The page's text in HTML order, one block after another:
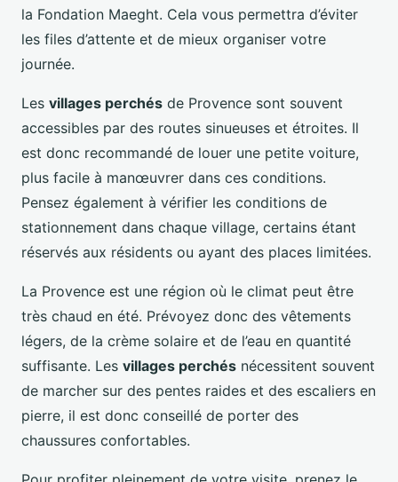
la Fondation Maeght. Cela vous permettra d’éviter
les files d’attente et de mieux organiser votre
journée.
Les villages perchés de Provence sont souvent
accessibles par des routes sinueuses et étroites. Il
est donc recommandé de louer une petite voiture,
plus facile à manœuvrer dans ces conditions.
Pensez également à vérifier les conditions de
stationnement dans chaque village, certains étant
réservés aux résidents ou ayant des places limitées.
La Provence est une région où le climat peut être
très chaud en été. Prévoyez donc des vêtements
légers, de la crème solaire et de l’eau en quantité
suffisante. Les villages perchés nécessitent souvent
de marcher sur des pentes raides et des escaliers en
pierre, il est donc conseillé de porter des
chaussures confortables.